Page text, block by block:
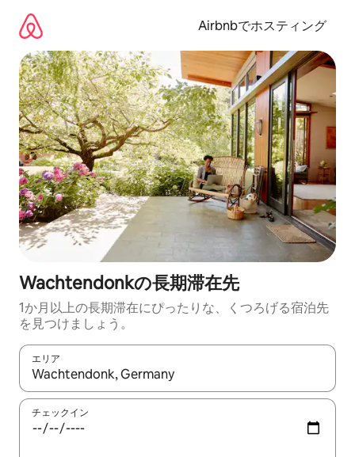
Airbnbでホスティング
Wachtendonkの長期滞在先
1か月以上の長期滞在にぴったりな、くつろげる宿泊先
を見つけましょう。
エリア
検索結果が表示されたら、上下の矢印キーを使って移動するか
チェックイン